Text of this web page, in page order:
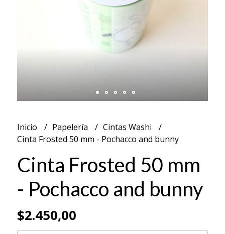
Inicio Papelería
Cintas Washi
Cinta Frosted 50 mm - Pochacco and bunny
Cinta Frosted 50 mm
- Pochacco and bunny
$2.450,00